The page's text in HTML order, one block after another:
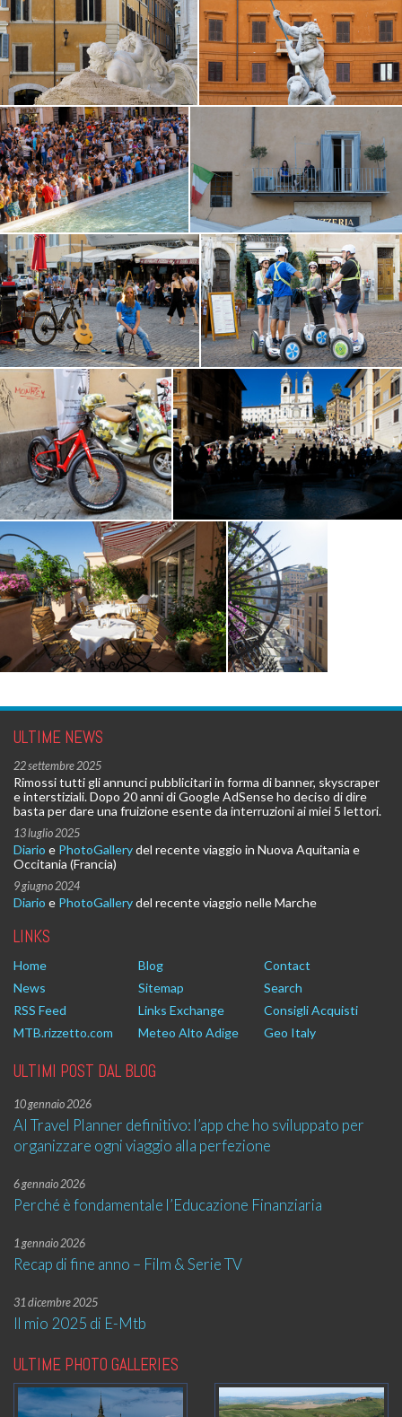
ULTIME NEWS
22 settembre 2025
Rimossi tutti gli annunci pubblicitari in forma di banner, skyscraper
e interstiziali. Dopo 20 anni di Google AdSense ho deciso di dire
basta per dare una fruizione esente da interruzioni ai miei 5 lettori.
13 luglio 2025
Diario e PhotoGallerydel recente viaggio in Nuova Aquitania e
Occitania (Francia)
9 giugno 2024
Diario e PhotoGallerydel recente viaggio nelle Marche
LINKS
Home Blog
Contact
News
Sitemap
Search
RSS Feed
Links Exchange
Consigli Acquisti
MTB.rizzetto.com
Meteo Alto Adige Geo Italy
ULTIMI POST DAL BLOG
10 gennaio 2026
AI Travel Planner definitivo: l’app che ho sviluppato per
organizzare ogni viaggio alla perfezione
6 gennaio 2026
Perché è fondamentale l’Educazione Finanziaria
1 gennaio 2026
Recap di fine anno – Film & Serie TV
31 dicembre 2025
Il mio 2025 di E-Mtb
ULTIME PHOTO GALLERIES